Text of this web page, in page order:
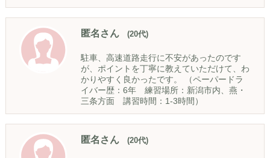
匿名さん (20代)
駐車、高速道路走行に不安があったのです
が、ポイントを丁寧に教えていただけて、わ
かりやすく良かったです。 （ペーパードラ
イバー歴：6年 練習場所：新潟市内、燕・
三条方面 講習時間：1-3時間）
匿名さん (20代)